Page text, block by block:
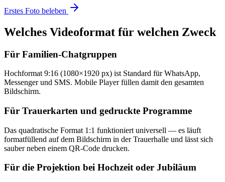
Erstes Foto beleben
Welches Videoformat für welchen Zweck
Für Familien-Chatgruppen
Hochformat 9:16 (1080×1920 px) ist Standard für WhatsApp,
Messenger und SMS. Mobile Player füllen damit den gesamten
Bildschirm.
Für Trauerkarten und gedruckte Programme
Das quadratische Format 1:1 funktioniert universell — es läuft
formatfüllend auf dem Bildschirm in der Trauerhalle und lässt sich
sauber neben einem QR-Code drucken.
Für die Projektion bei Hochzeit oder Jubiläum